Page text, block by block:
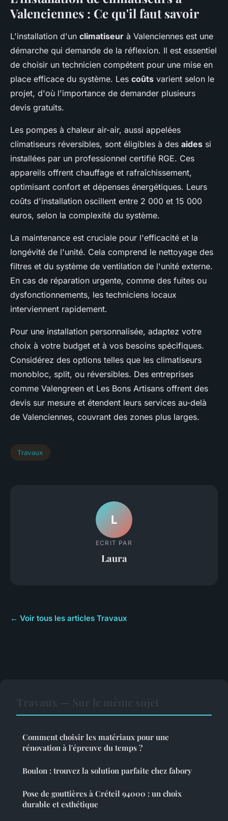
Valenciennes : Ce qu'il faut savoir
L'installation d'un climatiseur à Valenciennes est une
démarche qui demande de la réflexion. Il est essentiel
de choisir un technicien compétent pour une mise en
place efficace du système. Les coûts varient selon le
projet, d'où l'importance de demander plusieurs
devis gratuits.
Les pompes à chaleur air-air, aussi appelées
climatiseurs réversibles, sont éligibles à des aides si
installées par un professionnel certifié RGE. Ces
appareils offrent chauffage et rafraîchissement,
optimisant confort et dépenses énergétiques. Leurs
coûts d'installation oscillent entre 2 000 et 15 000
euros, selon la complexité du système.
La maintenance est cruciale pour l'efficacité et la
longévité de l'unité. Cela comprend le nettoyage des
filtres et du système de ventilation de l'unité externe.
En cas de réparation urgente, comme des fuites ou
dysfonctionnements, les techniciens locaux
interviennent rapidement.
Pour une installation personnalisée, adaptez votre
choix à votre budget et à vos besoins spécifiques.
Considérez des options telles que les climatiseurs
monobloc, split, ou réversibles. Des entreprises
comme Valengreen et Les Bons Artisans offrent des
devis sur mesure et étendent leurs services au-delà
de Valenciennes, couvrant des zones plus larges.
Travaux
L
ECRIT PAR
Laura
← Voir tous les articles Travaux
Comment choisir les matériaux pour une
rénovation à l'épreuve du temps ?
Boulon : trouvez la solution parfaite chez fabory
Pose de gouttières à Créteil 94000 : un choix
durable et esthétique